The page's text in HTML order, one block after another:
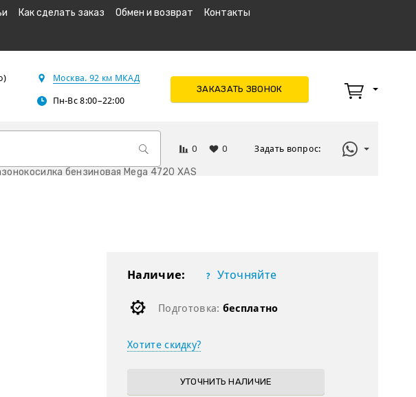
Как сделать заказ Обмен и возврат Контакты
Москва. 92 км МКАД
Пн-Вс 8:00–22:00
ЗАКАЗАТЬ ЗВОНОК
0 0 Задать вопрос:
бензиновая Mega 4720 XAS
Наличие: Уточняйте
Подготовка: бесплатно
Хотите скидку?
УТОЧНИТЬ НАЛИЧИЕ